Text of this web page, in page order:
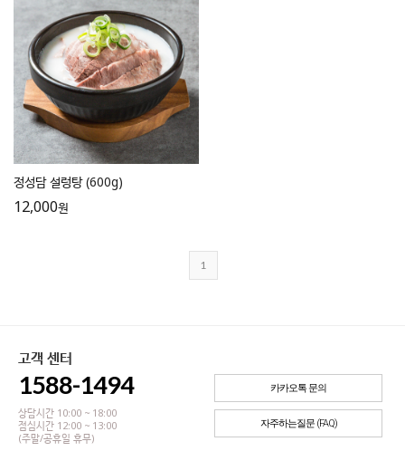
정성담 설렁탕 (600g)
12,000원
1
고객 센터
1588-1494
상담시간 10:00 ~ 18:00
점심시간 12:00 ~ 13:00
(주말/공휴일 휴무)
카카오톡 문의
자주하는질문 (FAQ)